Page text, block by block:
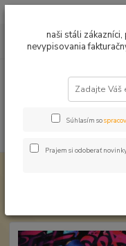
0949224331
9:00 -14:30
Teplákovina
naši stáli
nevypisovania
Súhlasím so
Prajem si odoberať